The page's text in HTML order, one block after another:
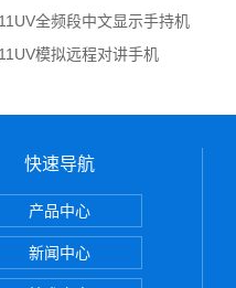
全频段中文显示手持机
模拟远程对讲手机
群通信设备
快速导航
产品中心
新闻中心